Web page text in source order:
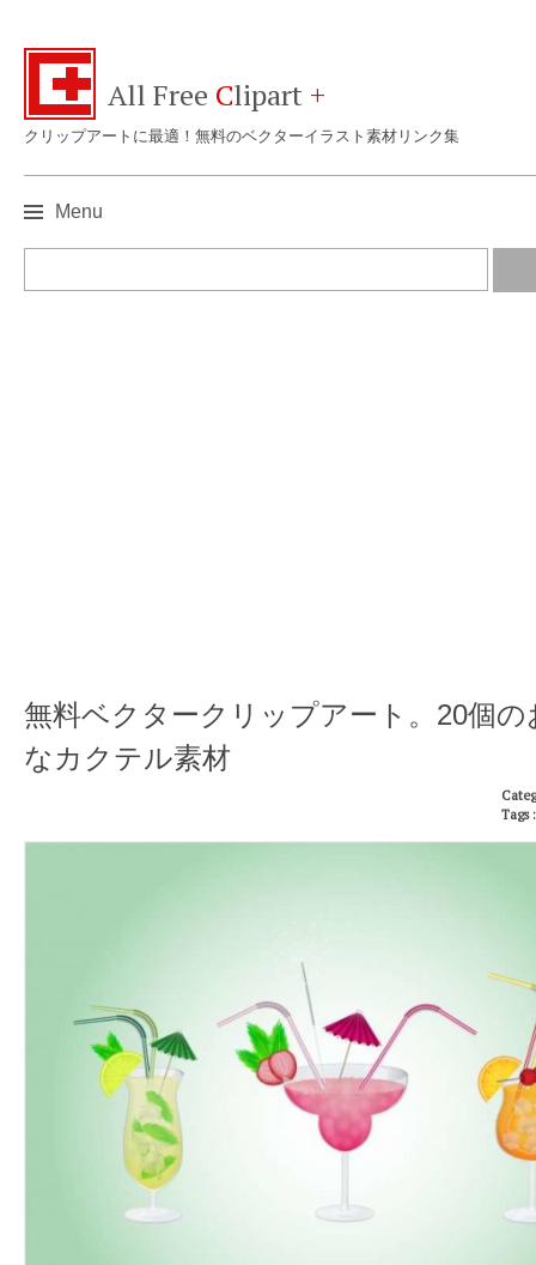
All Free Clipart +
クリップアートに最適！無料のベクターイラスト素材リンク集
Menu
無料ベクタークリップアート。20個
なカクテル素材
Tags